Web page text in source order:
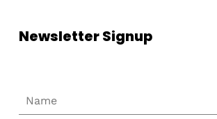
Newsletter Signup